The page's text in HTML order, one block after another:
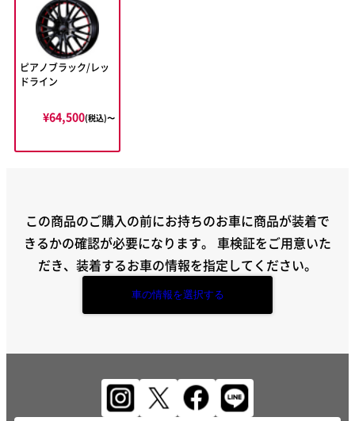
ピアノブラック/レッ
ドライン
¥64,500(税込)〜
この商品のご購入の前にお持ちのお車に商品が装着で
きるかの確認が必要になります。 車検証をご用意いた
だき、装着するお車の情報を指定してください。
車の情報を選択する